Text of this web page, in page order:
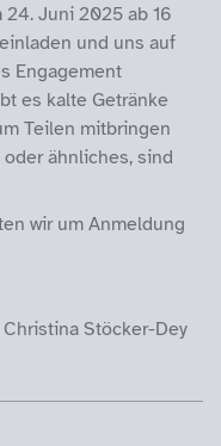
24. Juni 2025 ab 16
und uns auf
Engagement
es kalte Getränke
Teilen mitbringen
ähnliches, sind
wir um Anmeldung
Stöcker-Dey